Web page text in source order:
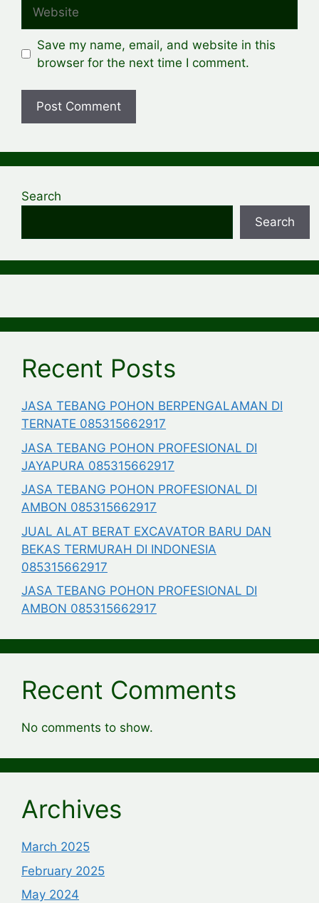
Save my name, email, and website in this
browser for the next time I comment.
Search
Search
Recent Posts
JASA TEBANG POHON BERPENGALAMAN DI
TERNATE 085315662917
JASA TEBANG POHON PROFESIONAL DI
JAYAPURA 085315662917
JASA TEBANG POHON PROFESIONAL DI
AMBON 085315662917
JUAL ALAT BERAT EXCAVATOR BARU DAN
BEKAS TERMURAH DI INDONESIA
085315662917
JASA TEBANG POHON PROFESIONAL DI
AMBON 085315662917
Recent Comments
No comments to show.
Archives
March 2025
February 2025
May 2024